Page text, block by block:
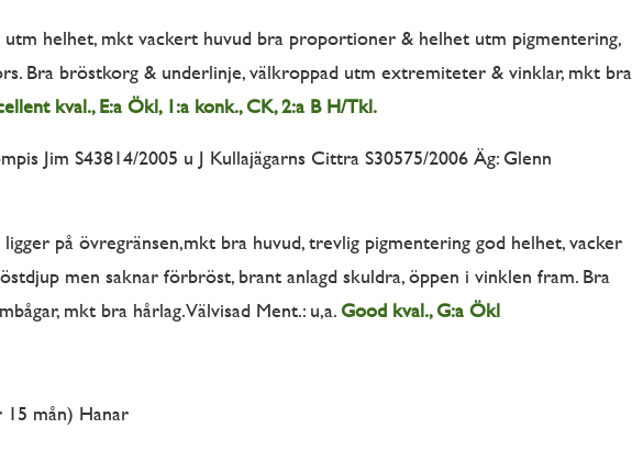
utm helhet, mkt vackert huvud bra proportioner & helhet utm pigmentering,
Bra bröstkorg & underlinje, välkroppad utm extremiteter & vinklar, mkt bra
kval., E:a Ökl, 1:a konk., CK, 2:a B H/Tkl.
Jim S43814/2005 u J Kullajägarns Cittra S30575/2006 Äg: Glenn
på övregränsen,mkt bra huvud, trevlig pigmentering god helhet, vacker
men saknar förbröst, brant anlagd skuldra, öppen i vinklen fram. Bra
mkt bra hårlag. Välvisad Ment.: u,a. Good kval., G:a Ökl
15 mån) Hanar